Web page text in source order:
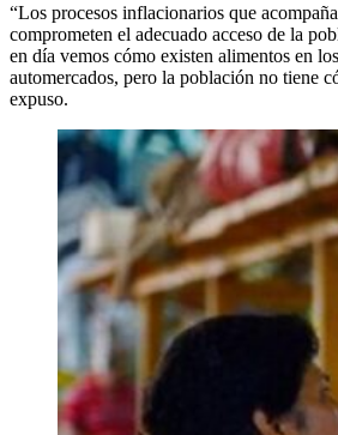
“Los procesos inflacionarios que
comprometen el adecuado acceso de la
en día vemos cómo existen alimentos en
automercados, pero la población no tiene
expuso.